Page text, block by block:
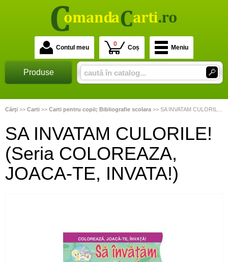
Contul meu 0 Coș Meniu
Produse
Cărţi >> Carti >> Carti pentru copii; Bibliografie scolara >> SA INVATAM CULORILE! (Seria COLOREAZA, JOACA-TE, INVATA!)
SA INVATAM CULORILE!
(Seria COLOREAZA,
JOACA-TE, INVATA!)